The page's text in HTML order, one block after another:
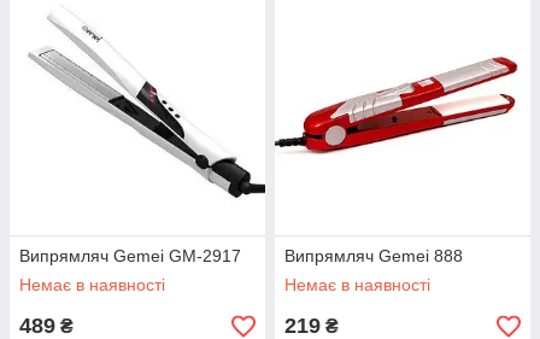
Випрямляч Gemei GM-2917
Немає в наявності
489 ₴
Випрямляч Gemei 888
Немає в наявності
219 ₴